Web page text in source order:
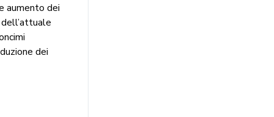
aumento dei
dei